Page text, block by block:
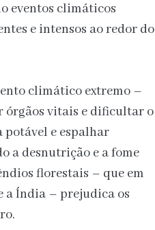
eventos climáticos
e intensos ao redor do
climático extremo –
órgãos vitais e dificultar o
potável e espalhar
a desnutrição e a fome
florestais – que em
a Índia – prejudica os